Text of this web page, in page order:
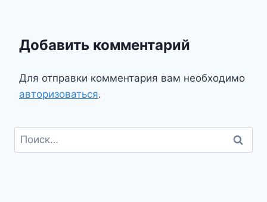
Добавить комментарий
Для отправки комментария вам необходимо
авторизоваться.
Найти: